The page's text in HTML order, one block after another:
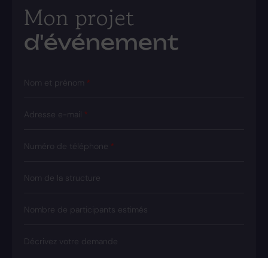
Mon projet
d'événement
Nom et prénom
Adresse e-mail
Numéro de téléphone
Nom de la structure
Nombre de participants estimés
Décrivez votre demande